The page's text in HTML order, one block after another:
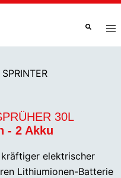
30L
- 2 Akku
elektrischer
Lithiumionen-Batterie